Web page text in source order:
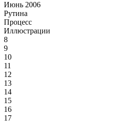
Июнь 2006
Рутина
Процесс
Иллюстрации
8
9
10
11
12
13
14
15
16
17